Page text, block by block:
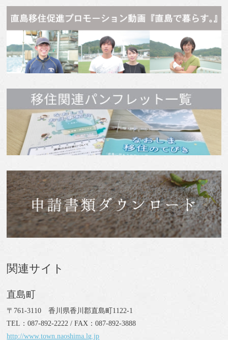
関連サイト
直島町
〒761-3110 香川県香川郡直島町1122-1
TEL：087-892-2222 / FAX：087-892-3888
http://www.town.naoshima.lg.jp